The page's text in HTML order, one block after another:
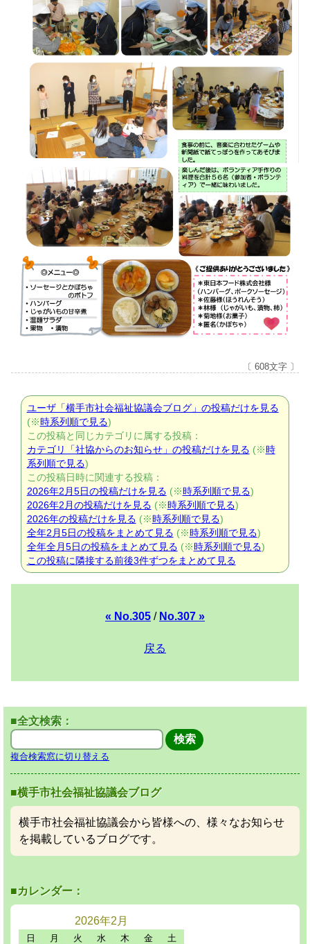
〔 608文字 〕
ユーザ「横手市社会福祉協議会ブログ」の投稿だけを見る
(※時系列順で見る)
この投稿と同じカテゴリに属する投稿：
カテゴリ「社協からのお知らせ」の投稿だけを見る (※時
系列順で見る)
この投稿日時に関連する投稿：
2026年2月5日の投稿だけを見る (※時系列順で見る)
2026年2月の投稿だけを見る (※時系列順で見る)
2026年の投稿だけを見る (※時系列順で見る)
全年2月5日の投稿をまとめて見る (※時系列順で見る)
全年全月5日の投稿をまとめて見る (※時系列順で見る)
この投稿に隣接する前後3件ずつをまとめて見る
« No.305 / No.307 »
戻る
■全文検索：
複合検索窓に切り替える
■横手市社会福祉協議会ブログ
横手市社会福祉協議会から皆様への、様々なお知らせ
を掲載しているブログです。
■カレンダー：
2026年2月
日 月 火 水 木 金 土